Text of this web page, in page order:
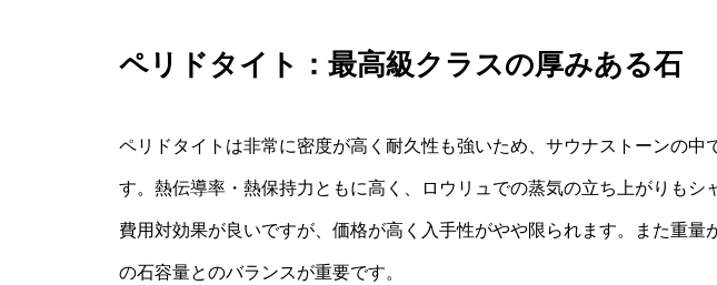
ペリドタイト：最高級クラスの厚みある石
ペリドタイトは非常に密度が高く耐久性も強いため、サウナストーンの中
す。熱伝導率・熱保持力ともに高く、ロウリュでの蒸気の立ち上がりもシ
費用対効果が良いですが、価格が高く入手性がやや限られます。また重量
の石容量とのバランスが重要です。